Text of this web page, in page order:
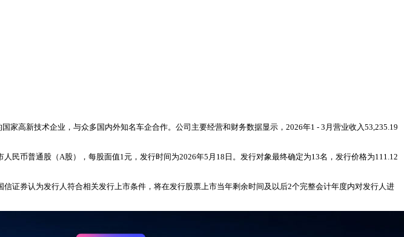
高新技术企业，与众多国内外知名车企合作。公司主要经营和财务数据显示，2026年1 - 3月营业收入53,235.19
币普通股（A股），每股面值1元，发行时间为2026年5月18日。发行对象最终确定为13名，发行价格为111.12
证券认为发行人符合相关发行上市条件，将在发行股票上市当年剩余时间及以后2个完整会计年度内对发行人进